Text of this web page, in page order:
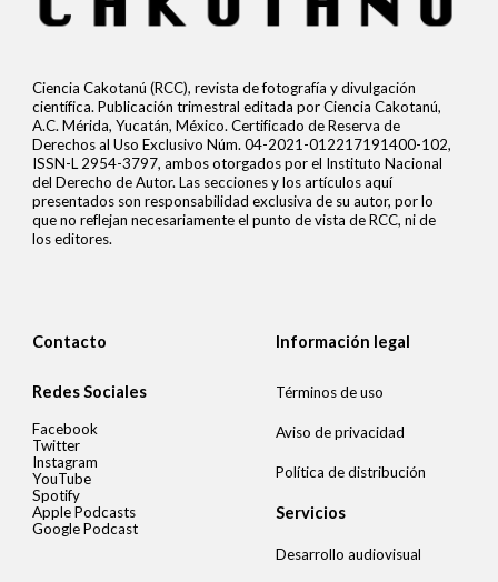
Ciencia Cakotanú (RCC), revista de fotografía y divulgación
científica. Publicación trimestral editada por Ciencia Cakotanú,
A.C. Mérida, Yucatán, México. Certificado de Reserva de
Derechos al Uso Exclusivo Núm. 04-2021-012217191400-102,
ISSN-L 2954-3797, ambos otorgados por el Instituto Nacional
del Derecho de Autor. Las secciones y los artículos aquí
presentados son responsabilidad exclusiva de su autor, por lo
que no reflejan necesariamente el punto de vista de RCC, ni de
los editores.
Contacto
Redes Sociales
Facebook
Twitter
Instagram
YouTube
Spotify
Apple Podcasts
Google Podcast
Información legal
Términos de uso
Aviso de privacidad
Política de distribución
Servicios
Desarrollo audiovisual